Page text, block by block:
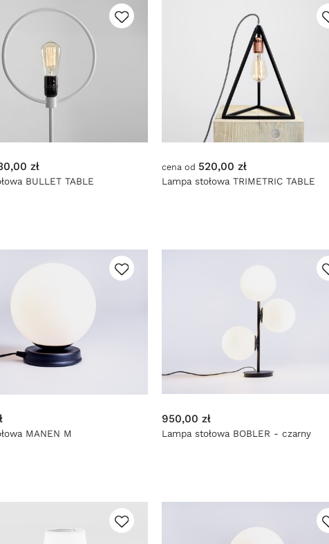
zł
BULLET TABLE
cena od 520,00 zł
Lampa stołowa TRIMETRIC TABLE
MANEN M
950,00 zł
Lampa stołowa BOBLER - czarny